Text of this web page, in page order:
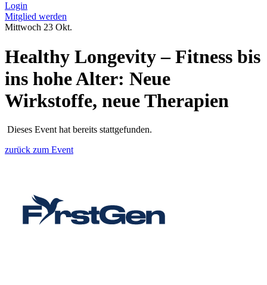
Login
Mitglied werden
Mittwoch 23 Okt.
Healthy Longevity – Fitness bis
ins hohe Alter: Neue
Wirkstoffe, neue Therapien
Dieses Event hat bereits stattgefunden.
zurück zum Event